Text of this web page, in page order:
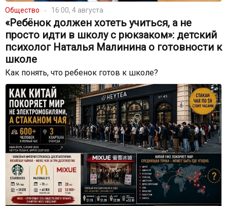
Общество 16:00, 4 августа
«Ребёнок должен хотеть учиться, а не
просто идти в школу с рюкзаком»: детский
психолог Наталья Малинина о готовности к
школе
Как понять, что ребенок готов к школе?